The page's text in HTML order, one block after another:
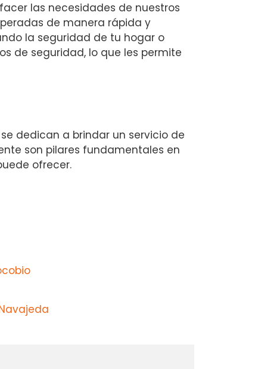
las necesidades de nuestros
de manera rápida y
la seguridad de tu hogar o
de seguridad, lo que les permite
dedican a brindar un servicio de
son pilares fundamentales en
ofrecer.